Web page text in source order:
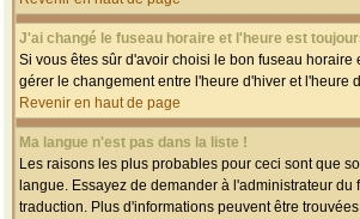
J'ai changé le fuseau horaire et l'heure est
Si vous êtes sûr d'avoir choisi le bon fuseau
gérer le changement entre l'heure d'hiver et l'heure
Revenir en haut de page
Ma langue n'est pas dans la liste !
Les raisons les plus probables pour ceci sont que
langue. Essayez de demander à l'administrateur
traduction. Plus d'informations peuvent être